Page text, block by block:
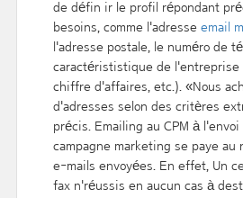
de défin ir le profil répondant
besoins, comme l'adresse email
l'adresse postale, le numéro de
caractérististique de
chiffre d'affaires, etc.). «Nous
d'adresses selon des critères
précis. Emailing au CPM à
campagne marketing se paye au
e-mails envoyées. En effet, Un
fax n'réussis en aucun cas à